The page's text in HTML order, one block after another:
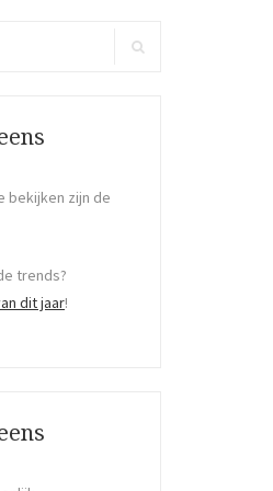
bekijken zijn de
trends?
dit jaar!